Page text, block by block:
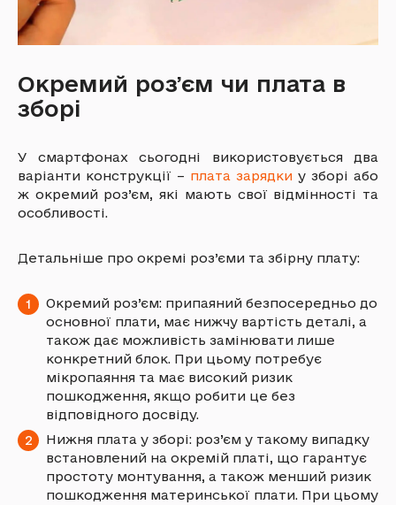
Окремий розʼєм чи плата в
зборі
У смартфонах сьогодні використовується два
варіанти конструкції – плата зарядки у зборі або
ж окремий роз’єм, які мають свої відмінності та
особливості.
Детальніше про окремі роз’єми та збірну плату:
Окремий роз’єм: припаяний безпосередньо до
основної плати, має нижчу вартість деталі, а
також дає можливість замінювати лише
конкретний блок. При цьому потребує
мікропаяння та має високий ризик
пошкодження, якщо робити це без
відповідного досвіду.
Нижня плата у зборі: роз’єм у такому випадку
встановлений на окремій платі, що гарантує
простоту монтування, а також менший ризик
пошкодження материнської плати. При цьому